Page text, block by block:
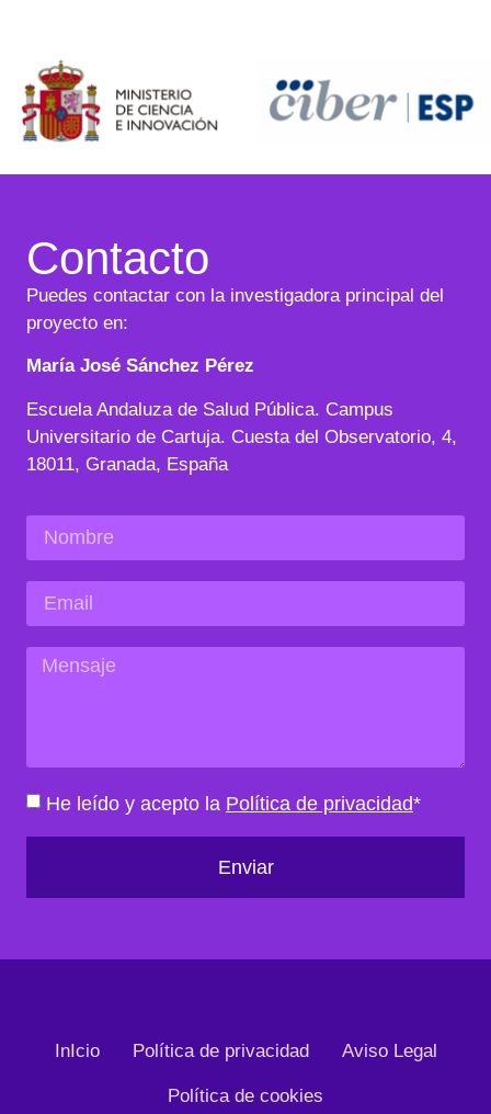
Contacto
Puedes contactar con la investigadora principal del
proyecto en:
María José Sánchez Pérez
Escuela Andaluza de Salud Pública. Campus
Universitario de Cartuja. Cuesta del Observatorio, 4,
18011, Granada, España
He leído y acepto la Política de privacidad*
Enviar
InIcio Política de privacidad Aviso Legal
Política de cookies